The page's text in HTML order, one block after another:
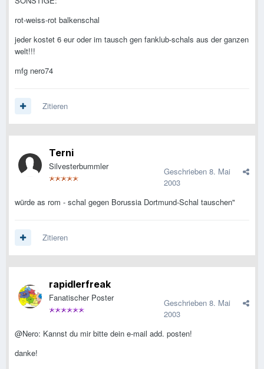
rot-weiss-rot balkenschal
jeder kostet 6 eur oder im tausch gen fanklub-schals aus der ganzen
welt!!!
mfg nero74
Zitieren
Terni
Silvesterbummler Geschrieben 8. Mai
2003
würde as rom - schal gegen Borussia Dortmund-Schal tauschen"
Zitieren
rapidlerfreak
Fanatischer Poster Geschrieben 8. Mai
2003
@Nero: Kannst du mir bitte dein e-mail add. posten!
danke!